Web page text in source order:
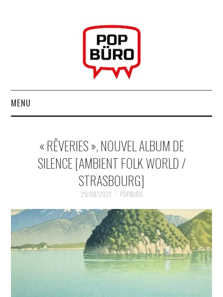
MENU
MUSIQUESACTUELLES.NET
GABBA GABBA HEY !
INDÉPENDANTS
DOKO
« RÊVERIES », NOUVEL ALBUM DE
SILENCE [AMBIENT FOLK WORLD /
STRASBOURG]
29/08/2021 POPBURO